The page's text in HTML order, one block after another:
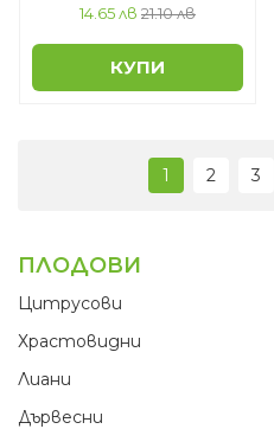
ПЛОДОВИ
Цитрусови
Храстовидни
Лиани
Дървесни
14.65 лв 21.10 лв
КУПИ
1 2 3